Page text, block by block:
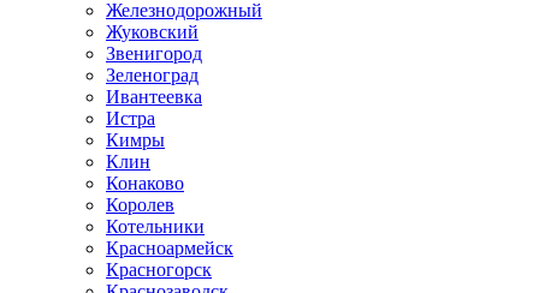
Железнодорожный
Жуковский
Звенигород
Зеленоград
Ивантеевка
Истра
Кимры
Клин
Конаково
Королев
Котельники
Красноармейск
Красногорск